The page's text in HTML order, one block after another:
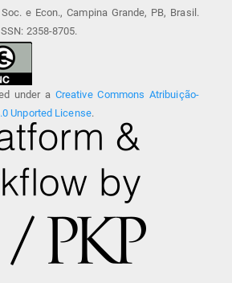
e Econ., Campina Grande, PB, Brasil.
2358-8705.
under a Creative Commons Atribuição-
Unported License.